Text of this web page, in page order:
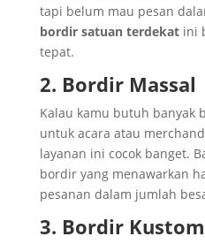
tapi belum mau pesan
bordir satuan terdekatini
tepat.
2. Bordir Massal
Kalau kamu butuh banyak
untuk acara atau
layanan ini cocok banget.
bordir yang menawarkan
pesanan dalam jumlah
3. Bordir Kustom